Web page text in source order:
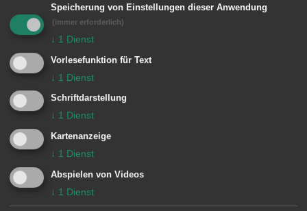
bietet, ihr bisher erlangtes Können
vorzuführen. Zwischendurch verblüfft
der Zauberer De Pasco mit Tricks und
kleinen Kunststückchen die Besucher.
Der Förderverein der Musikschule und
der Elternbeirat sorgen wie in jedem
Jahr mit Kaffee und Kuchen für
angenehme Kaffeehaus-Atmosphäre.
Speicherung von Einstellungen dieser Anwendung
(immer erforderlich)
↓ 1 Dienst
Vorlesefunktion für Text
↓ 1 Dienst
Schriftdarstellung
↓ 1 Dienst
Kartenanzeige
↓ 1 Dienst
Abspielen von Videos
↓ 1 Dienst